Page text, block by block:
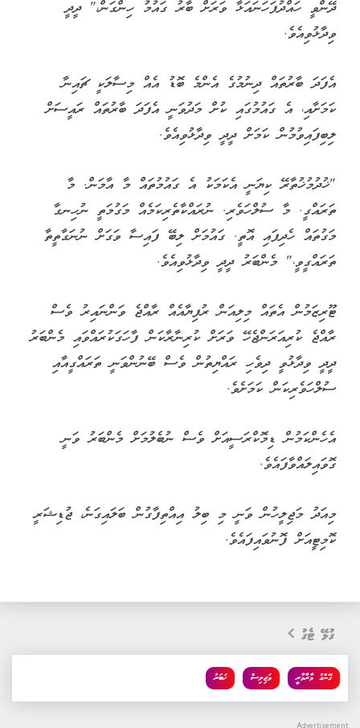
ދޭންވީ ހައްދުފަހަނައަޅާ ވަރަށް ބާރު ގައުމު ހިންގަން،" ދީދީ
ވިދާޅުވިއެވެ.
އެފަދަ ބާރުތައް ދިނުމުގެ އެންމެ ބޮޑު އެއް މިސާލަކީ ޗައިނާ
ކަމަށާއި، އެ ގައުމުގައި ކުށް މަދުވަނީ އެފަދަ ބާރުތައް ރައީސަށް
ލިބިފައިވުމުން ކަމަށް ދީދީ ވިދާޅުވިއެވެ.
"ޚުދުމުޚުތާރޭ ކިޔަނީ އެކަމަކު އެ ގައުމުތައް މާ އާމަން. މާ
ތަރައްގީ. މާ ސުލްހަވެރި. ނުރައްކާތެރިކަމެއް މަގުމަތީ ނުހިނގާ
މަގުތައް ހެދިފައި އޮތީ. ގައުމަށް ލިބޭ ފައިސާ ވަގަށް ނުނަގާތީތާ
ތަރައްގީވީ،" މެންބަރު ދީދީ ވިދާޅުވިއެވެ.
ޓޫރިޒަމުން އެތައް މިލިއަން ރުފިޔާއެއް ރާއްޖެ ވަންނައިރު ވެސް
ރާއްޖެ ކުރިއަރަންޖެހޭ ވަރަށް ކުރިނާރާކަން ފާހަގަކުރައްވައި މެންބަރު
ދީދީ ވިދާޅުވީ ދިވެހި ރައްޔިތުން ވެސް ބޭނުންވަނީ ތަރައްގީއާއި
ސުލްހަވެރިކަން ކަމަށެވެ.
އެހެންކަމުން ޑިމޮކްރަސީއަށް ވެސް ނުބެލުމަށް މެންބަރު ވަނީ
ގޮވައިލައްވާފައެވެ.
މިއަދު މަޖިލީހުން ވަނީ މި ބިލު އިއްތިފާގުން ބަލައިގަނެ، ޖުޑިޝަރީ
ކޮމިޓީއަށް ފޮނުވައިފައެވެ.
ގުޅޭ ޓެގު
ޚަބަރު މަޖިލިސް ގޭންގު މާރާމާރީ